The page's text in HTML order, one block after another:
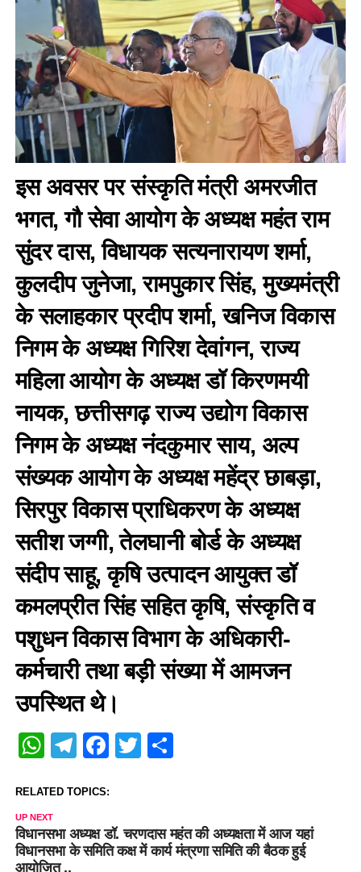
इस अवसर पर संस्कृति मंत्री अमरजीत
भगत, गौ सेवा आयोग के अध्यक्ष महंत राम
सुंदर दास, विधायक सत्यनारायण शर्मा,
कुलदीप जुनेजा, रामपुकार सिंह, मुख्यमंत्री
के सलाहकार प्रदीप शर्मा, खनिज विकास
निगम के अध्यक्ष गिरिश देवांगन, राज्य
महिला आयोग के अध्यक्ष डॉ किरणमयी
नायक, छत्तीसगढ़ राज्य उद्योग विकास
निगम के अध्यक्ष नंदकुमार साय, अल्प
संख्यक आयोग के अध्यक्ष महेंद्र छाबड़ा,
सिरपुर विकास प्राधिकरण के अध्यक्ष
सतीश जग्गी, तेलघानी बोर्ड के अध्यक्ष
संदीप साहू, कृषि उत्पादन आयुक्त डॉ
कमलप्रीत सिंह सहित कृषि, संस्कृति व
पशुधन विकास विभाग के अधिकारी-
कर्मचारी तथा बड़ी संख्या में आमजन
उपस्थित थे।
WhatsApp
Telegram
Facebook
Twitter
Share
RELATED TOPICS:
UP NEXT
विधानसभा अध्यक्ष डॉ. चरणदास महंत की अध्यक्षता में आज यहां
विधानसभा के समिति कक्ष में कार्य मंत्रणा समिति की बैठक हुई
आयोजित ..